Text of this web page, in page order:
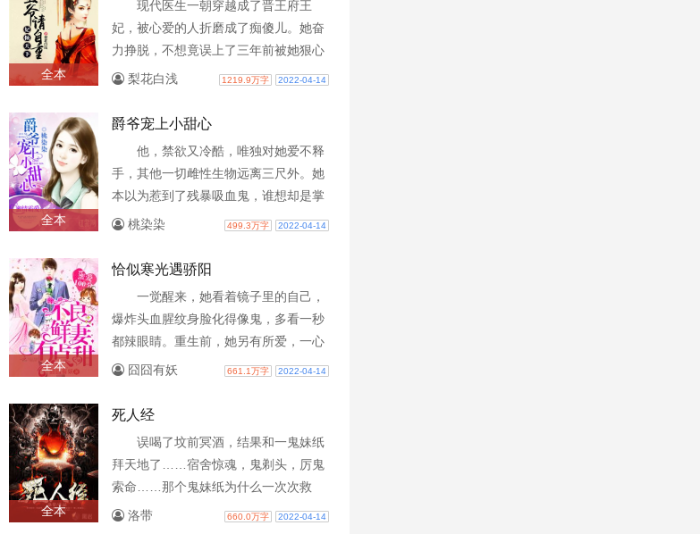
全本
现代医生一朝穿越成了晋王府王
妃，被心爱的人折磨成了痴傻儿。她奋
力挣脱，不想竟误上了三年前被她狠心
抛弃、背叛的三皇子的王塌。三年前他
梨花白浅 1219.9万字 2022-04-14
全本
爵爷宠上小甜心
他，禁欲又冷酷，唯独对她爱不释
手，其他一切雌性生物远离三尺外。她
本以为惹到了残暴吸血鬼，谁想却是掌
握世界经济命脉的大boss！她：“你能不
桃染染 499.3万字 2022-04-14
全本
恰似寒光遇骄阳
一觉醒来，她看着镜子里的自己，
爆炸头血腥纹身脸化得像鬼，多看一秒
都辣眼睛。重生前，她另有所爱，一心
逃离，对他恨之入骨。上一世脑子被门
囧囧有妖 661.1万字 2022-04-14
全本
死人经
误喝了坟前冥酒，结果和一鬼妹纸
拜天地了……宿舍惊魂，鬼剃头，厉鬼
索命……那个鬼妹纸为什么一次次救
他，难道……
洛带 660.0万字 2022-04-14